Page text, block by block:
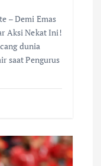
– Demi Emas
Aksi Nekat Ini!
dunia
saat Pengurus